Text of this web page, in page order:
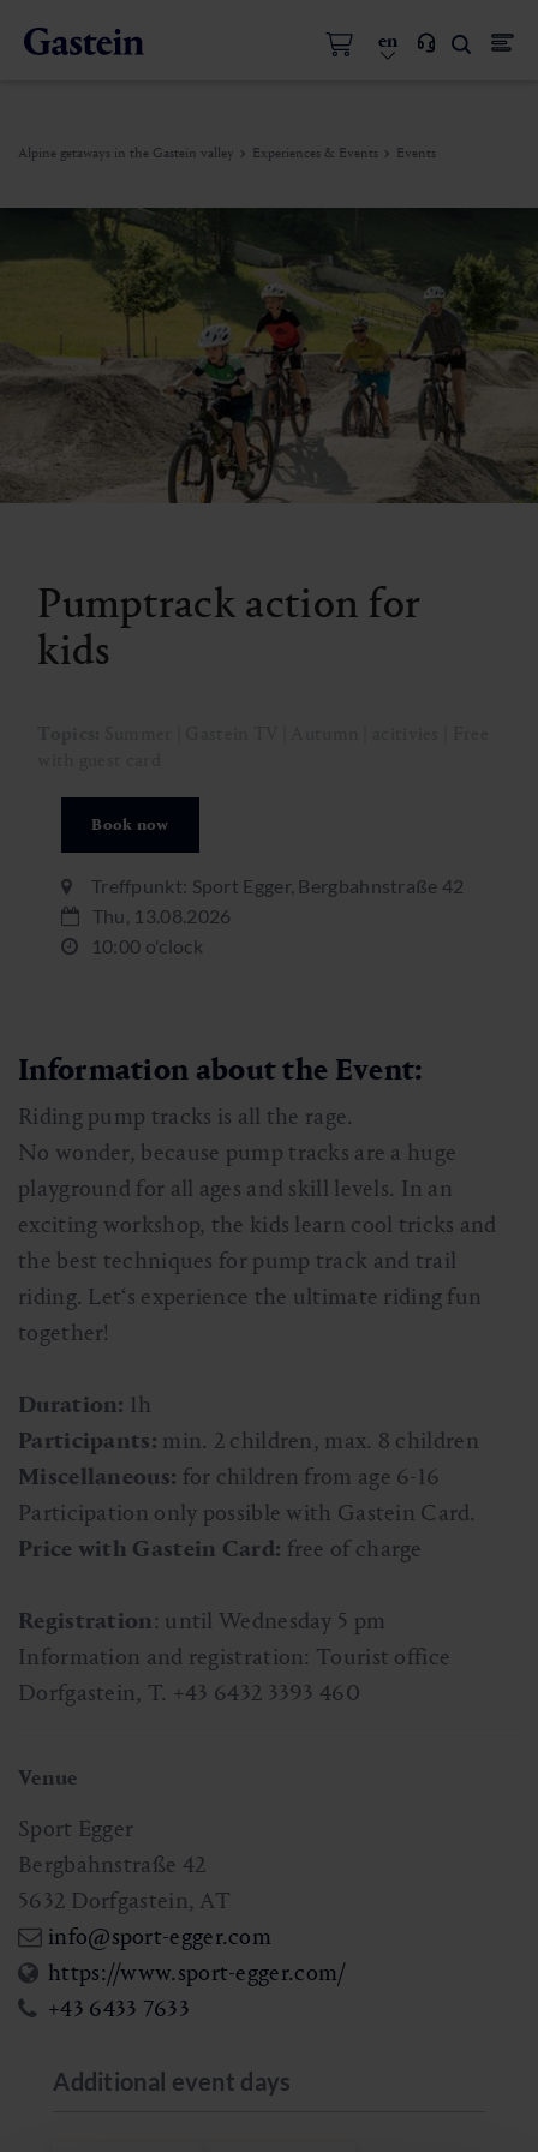
en
Alpine getaways in the Gastein valley Experiences & Events Events
Pumptrack action for
kids
Book now
Treffpunkt: Sport Egger, Bergbahnstraße 42
Thu, 13.08.2026
10:00 o'clock
Information about the Event:
Riding pump tracks is all the rage.
No wonder, because pump tracks are a huge
playground for all ages and skill levels. In an
exciting workshop, the kids learn cool tricks and
the best techniques for pump track and trail
riding. Let‘s experience the ultimate riding fun
together!
Duration: 1h
Participants: min. 2 children, max. 8 children
Miscellaneous: for children from age 6-16
Participation only possible with Gastein Card.
Price with Gastein Card: free of charge
Registration : until Wednesday 5 pm
Information and registration: Tourist office
Dorfgastein, T. +43 6432 3393 460
Venue
Sport Egger
Bergbahnstraße 42
5632 Dorfgastein, AT
info@sport-egger.com
https://www.sport-egger.com/
+43 6433 7633
Additional event days